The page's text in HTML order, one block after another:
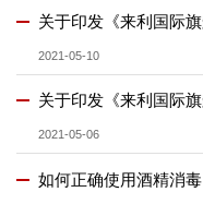
2021-05-10
2021-05-06
如何正确使用酒精消毒